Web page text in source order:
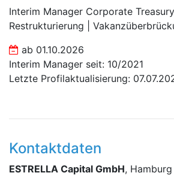
Interim Manager Corporate Treasury
Restrukturierung |
ab 01.10.2026
Interim Manager seit: 10/2021
Letzte Profilaktualisierung:
Kontaktdaten
ESTRELLA Capital GmbH, Hamburg